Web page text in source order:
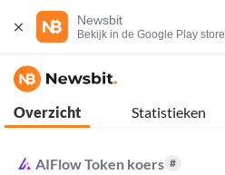
Newsbit
Bekijk in de Google Play store
Overzicht Statistieken
AIFlow Token koers #